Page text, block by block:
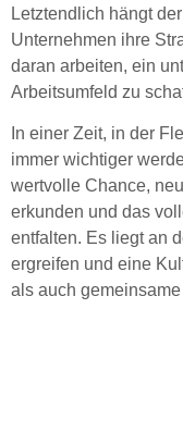
Letztendlich hängt
Unternehmen ihre
daran arbeiten, ein
Arbeitsumfeld zu
In einer Zeit, in der
immer wichtiger
wertvolle Chance,
erkunden und das
entfalten. Es liegt an
ergreifen und eine
als auch